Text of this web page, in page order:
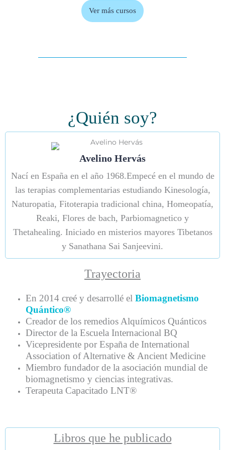
Ver más cursos
¿Quién soy?
Avelino Hervás
Nací en España en el año 1968.Empecé en el mundo de
las terapias complementarias estudiando Kinesología,
Naturopatia, Fitoterapia tradicional china, Homeopatía,
Reaki, Flores de bach, Parbiomagnetico y
Thetahealing. Iniciado en misterios mayores Tibetanos
y Sanathana Sai Sanjeevini.
Trayectoria
En 2014 creé y desarrollé elBiomagnetismo
Quántico®
Creador de los remedios Alquímicos Quánticos
Director de la Escuela Internacional BQ
Vicepresidente por España de International
Association of Alternative & Ancient Medicine
Miembro fundador de la asociación mundial de
biomagnetismo y ciencias integrativas.
Terapeuta Capacitado LNT®
Libros que he publicado